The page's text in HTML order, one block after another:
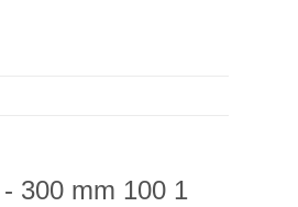
300 mm 100 1